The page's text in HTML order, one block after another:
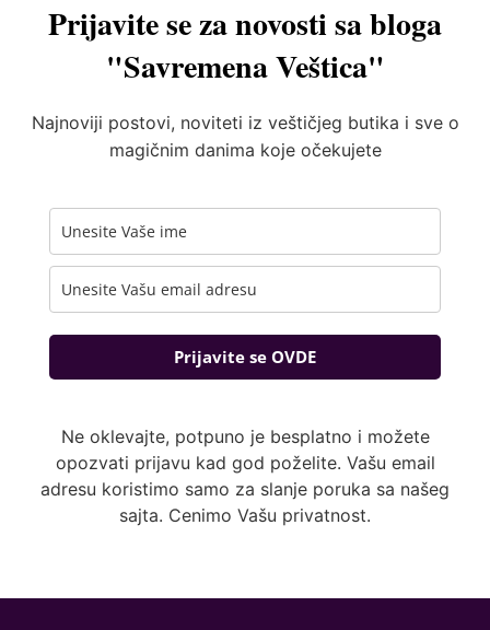
Prijavite se za novosti sa bloga
"Savremena Veštica"
Najnoviji postovi, noviteti iz veštičjeg butika i sve o
magičnim danima koje očekujete
Prijavite se OVDE
Ne oklevajte, potpuno je besplatno i možete
opozvati prijavu kad god poželite. Vašu email
adresu koristimo samo za slanje poruka sa našeg
sajta. Cenimo Vašu privatnost.